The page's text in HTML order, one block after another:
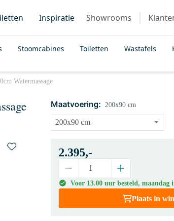
Inspiratie Showrooms
Stoomcabines Toiletten Wastafels
Watermassage
Maatvoering: 200x90 cm
2.395,-
Voor 13.00 uur besteld, maandag
Plaats in